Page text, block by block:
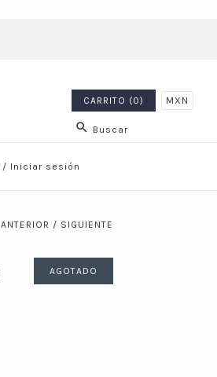
CARRITO (0) MXN
/ Iniciar sesión
ANTERIOR / SIGUIENTE
AGOTADO